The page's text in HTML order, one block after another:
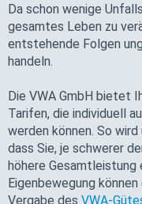
Da schon wenige
gesamtes Leben zu
entstehende Folgen
handeln.
Die VWA GmbH bietet
Tarifen, die individuell
werden können. So
dass Sie, je schwerer
höhere Gesamtleistung
Eigenbewegung
Vergabe des VWA-